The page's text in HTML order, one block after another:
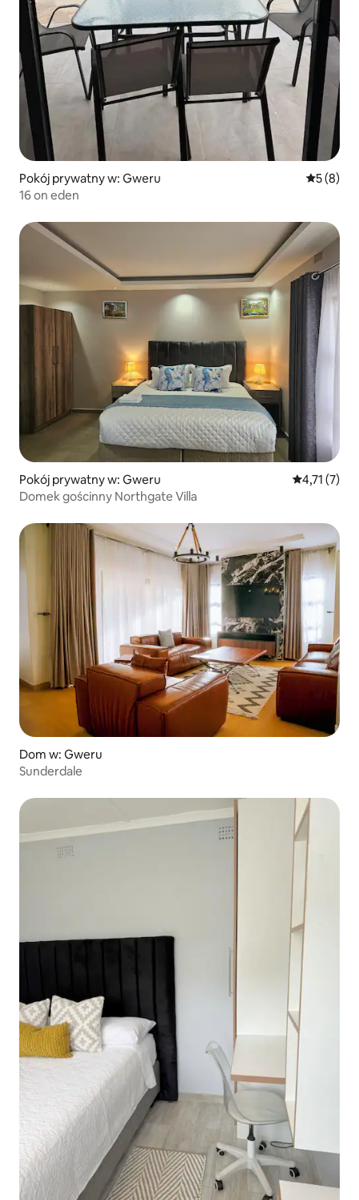
Pokój prywatny w: Gweru Średnia
5 (8)
16 on eden
Pokój prywatny w: Gweru Średnia
4,71 (7)
Domek gościnny Northgate Villa
Dom w: Gweru
Sunderdale